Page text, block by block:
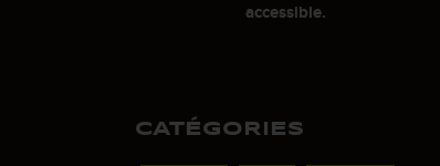
accessible.
CATÉGORIES